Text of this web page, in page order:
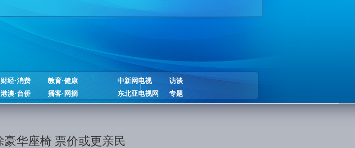
财经·消费
教育·健康
港澳·台侨 播客·网摘
中新网电视
访谈
东北亚电视网
专题
豪华座椅 票价或更亲民